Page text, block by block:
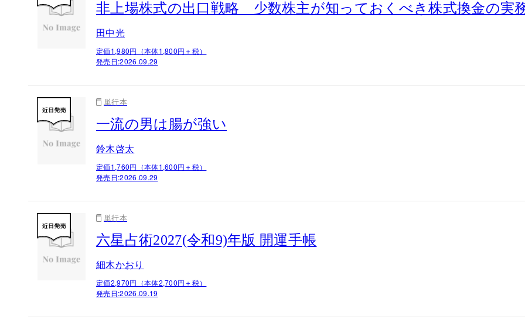
非上場株式の出口戦略 少数株主が知っておくべき株式換金の実
田中光
定価1,980円（本体1,800円＋税）
発売日:2026.09.29
単行本
一流の男は腸が強い
鈴木啓太
定価1,760円（本体1,600円＋税）
発売日:2026.09.29
単行本
六星占術2027(令和9)年版 開運手帳
細木かおり
定価2,970円（本体2,700円＋税）
発売日:2026.09.19